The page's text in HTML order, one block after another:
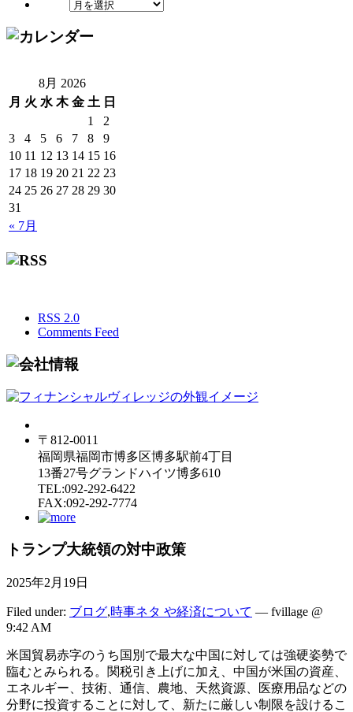
8月 2026
月 火 水 木 金 土 日
« 7月
1
2
3
4 5 6 7 8
9
10 11 12 13 14 15 16
17 18 19 20 21 22 23
24 25 26 27 28 29 30
31
RSS 2.0
Comments Feed
〒812-0011
福岡県福岡市博多区博多駅前4丁目
13番27号グランドハイツ博多610
TEL:092-292-6422
FAX:092-292-7774
トランプ大統領の対中政策
2025年2月19日
Filed under: ブログ,時事ネタ や経済について — fvillage @
9:42 AM
米国貿易赤字のうち国別で最大な中国に対しては強硬姿勢で
臨むとみられる。関税引き上げに加え、中国が米国の資産、
エネルギー、技術、通信、農地、天然資源、医療用品などの
分野に投資することに対して、新たに厳しい制限を設けるこ